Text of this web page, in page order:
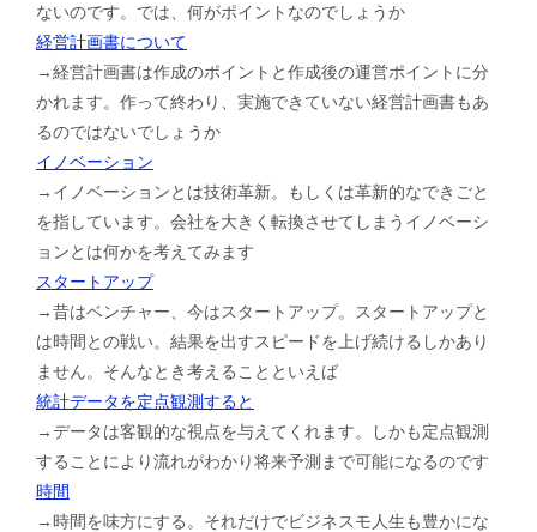
ないのです。では、何がポイントなのでしょうか
経営計画書について
→経営計画書は作成のポイントと作成後の運営ポイントに分
かれます。作って終わり、実施できていない経営計画書もあ
るのではないでしょうか
イノベーション
→イノベーションとは技術革新。もしくは革新的なできごと
を指しています。会社を大きく転換させてしまうイノベーシ
ョンとは何かを考えてみます
スタートアップ
→昔はベンチャー、今はスタートアップ。スタートアップと
は時間との戦い。結果を出すスピードを上げ続けるしかあり
ません。そんなとき考えることといえば
統計データを定点観測すると
→データは客観的な視点を与えてくれます。しかも定点観測
することにより流れがわかり将来予測まで可能になるのです
時間
→時間を味方にする。それだけでビジネスモ人生も豊かにな